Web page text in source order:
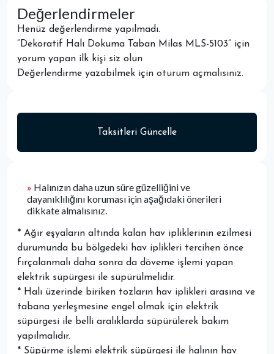
Değerlendirmeler
Henüz değerlendirme yapılmadı.
“Dekoratif Halı Dokuma Taban Milas MLS-5103” için
yorum yapan ilk kişi siz olun
Değerlendirme yazabilmek için oturum açmalısınız.
Taksitleri Güncelle
» Halınızın daha uzun süre güzelliğini ve
dayanıklılığını koruması için aşağıdaki önerileri
dikkate almalısınız.
* Ağır eşyaların altında kalan hav ipliklerinin ezilmesi
durumunda bu bölgedeki hav iplikleri tercihen önce
fırçalanmalı daha sonra da döveme işlemi yapan
elektrik süpürgesi ile süpürülmelidir.
* Halı üzerinde biriken tozların hav iplikleri arasına ve
tabana yerleşmesine engel olmak için elektrik
süpürgesi ile belli aralıklarda süpürülerek bakım
yapılmalıdır.
* Süpürme işlemi elektrik süpürgesi ile halının hav